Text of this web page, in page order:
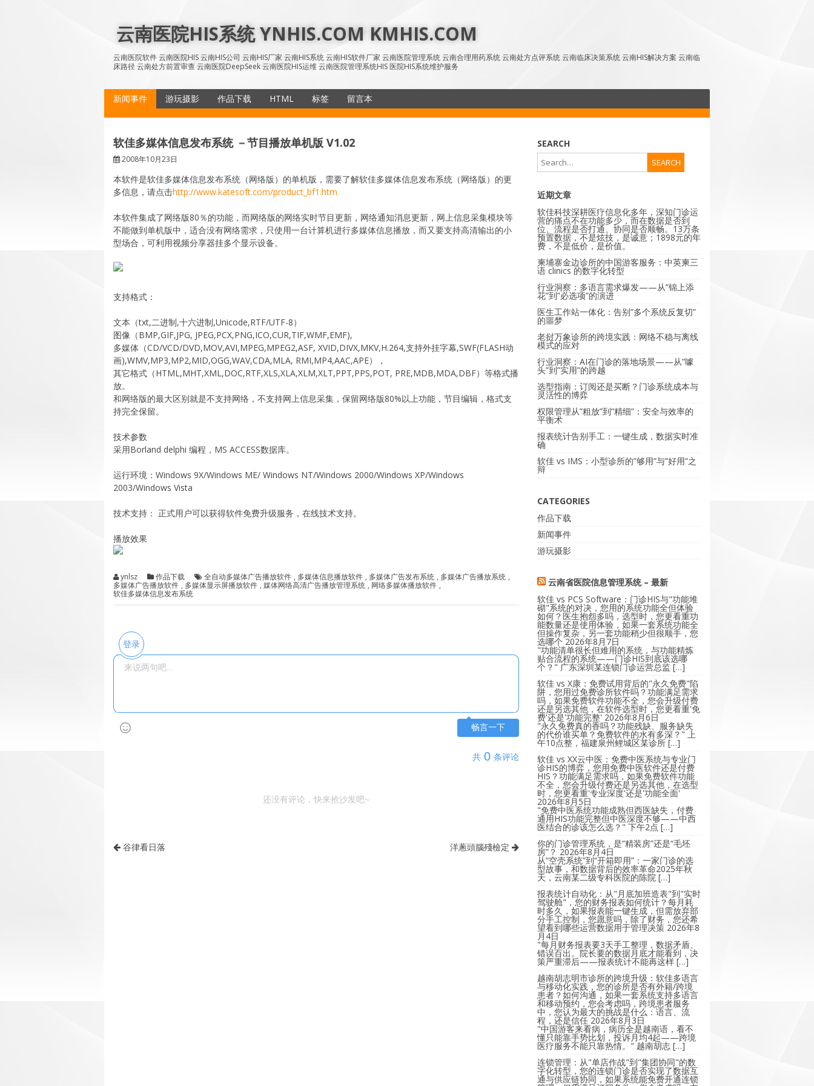
content
云南医院HIS系统 YNHIS.COM KMHIS.COM
云南医院软件 云南医院HIS 云南HIS公司 云南HIS厂家 云南HIS系统 云南HIS软件厂家 云南医院管理系统 云南合理用药系统 云南处方点评系统 云南临床决策系统 云南HIS解决方案 云南临
床路径 云南处方前置审查 云南医院DeepSeek 云南医院HIS运维 云南医院管理系统HIS 医院HIS系统维护服务
新闻事件 游玩摄影 作品下载
HTML
SiteMap
标签 留言本
软佳多媒体信息发布系统 －节目播放单机版 V1.02
2008年10月23日
本软件是软佳多媒体信息发布系统（网络版）的单机版，需要了解软佳多媒体信息发布系统（网络版）的更
多信息，请点击http://www.katesoft.com/product_bf1.htm
本软件集成了网络版80％的功能，而网络版的网络实时节目更新，网络通知消息更新，网上信息采集模块等
不能做到单机版中，适合没有网络需求，只使用一台计算机进行多媒体信息播放，而又要支持高清输出的小
型场合，可利用视频分享器挂多个显示设备。
支持格式：
文本（txt,二进制,十六进制,Unicode,RTF/UTF-8）
图像（BMP,GIF,JPG, JPEG,PCX,PNG,ICO,CUR,TIF,WMF,EMF),
多媒体（CD/VCD/DVD,MOV,AVI,MPEG,MPEG2,ASF, XVID,DIVX,MKV,H.264,支持外挂字幕,SWF(FLASH动
画),WMV,MP3,MP2,MID,OGG,WAV,CDA,MLA, RMI,MP4,AAC,APE），
其它格式（HTML,MHT,XML,DOC,RTF,XLS,XLA,XLM,XLT,PPT,PPS,POT, PRE,MDB,MDA,DBF）等格式播
放。
和网络版的最大区别就是不支持网络，不支持网上信息采集，保留网络版80%以上功能，节目编辑，格式支
持完全保留。
技术参数
采用Borland delphi 编程，MS ACCESS数据库。
运行环境：Windows 9X/Windows ME/ Windows NT/Windows 2000/Windows XP/Windows
2003/Windows Vista
技术支持： 正式用户可以获得软件免费升级服务，在线技术支持。
播放效果
ynlsz 作品下载 全自动多媒体广告播放软件 , 多媒体信息播放软件 , 多媒体广告发布系统 , 多媒体广告播放系统 ,
多媒体广告播放软件 , 多媒体显示屏播放软件 , 媒体网络高清广告播放管理系统 , 网络多媒体播放软件 ,
软佳多媒体信息发布系统
登录
畅言一下
共 0 条评论
还没有评论，快来抢沙发吧~
谷律看日落 洋蔥頭腦殘檢定
SEARCH
近期文章
软佳科技深耕医疗信息化多年，深知门诊运
营的痛点不在功能多少，而在数据是否到
位、流程是否打通、协同是否顺畅。13万条
预置数据，不是炫技，是诚意；1898元的年
费，不是低价，是价值。
柬埔寨金边诊所的中国游客服务：中英柬三
语 clinics 的数字化转型
行业洞察：多语言需求爆发——从”锦上添
花”到”必选项”的演进
医生工作站一体化：告别”多个系统反复切”
的噩梦
老挝万象诊所的跨境实践：网络不稳与离线
模式的应对
行业洞察：AI在门诊的落地场景——从”噱
头”到”实用”的跨越
选型指南：订阅还是买断？门诊系统成本与
灵活性的博弈
权限管理从”粗放”到”精细”：安全与效率的
平衡术
报表统计告别手工：一键生成，数据实时准
确
软佳 vs IMS：小型诊所的”够用”与”好用”之
辩
CATEGORIES
作品下载
新闻事件
游玩摄影
云南省医院信息管理系统 – 最新
软佳 vs PCS Software：门诊HIS与"功能堆
砌"系统的对决，您用的系统功能全但体验
如何？医生抱怨多吗，选型时，您更看重功
能数量还是使用体验，如果一套系统功能全
但操作复杂，另一套功能稍少但很顺手，您
选哪个 2026年8月7日
"功能清单很长但难用的系统，与功能精炼
贴合流程的系统——门诊HIS到底该选哪
个？" 广东深圳某连锁门诊运营总监 […]
软佳 vs X康：免费试用背后的"永久免费"陷
阱，您用过免费诊所软件吗？功能满足需求
吗，如果免费软件功能不全，您会升级付费
还是另选其他，在软件选型时，您更看重'免
费'还是'功能完整' 2026年8月6日
"永久免费真的香吗？功能残缺、服务缺失
的代价谁买单？免费软件的水有多深？" 上
午10点整，福建泉州鲤城区某诊所 […]
软佳 vs XX云中医：免费中医系统与专业门
诊HIS的博弈，您用免费中医软件还是付费
HIS？功能满足需求吗，如果免费软件功能
不全，您会升级付费还是另选其他，在选型
时，您更看重'专业深度'还是'功能全面'
2026年8月5日
"免费中医系统功能成熟但西医缺失，付费
通用HIS功能完整但中医深度不够——中西
医结合的诊该怎么选？" 下午2点 […]
你的门诊管理系统，是“精装房”还是“毛坯
房”？ 2026年8月4日
从“空壳系统”到“开箱即用”：一家门诊的选
型故事，和数据背后的效率革命2025年秋
天，云南某二级专科医院的陈院 […]
报表统计自动化：从"月底加班造表"到"实时
驾驶舱"，您的财务报表如何统计？每月耗
时多久，如果报表能一键生成，但需放弃部
分手工控制，您愿意吗，除了财务，您还希
望看到哪些运营数据用于管理决策 2026年8
月4日
"每月财务报表要3天手工整理，数据矛盾、
错误百出。院长要的数据月底才能看到，决
策严重滞后——报表统计不能再这样 […]
越南胡志明市诊所的跨境升级：软佳多语言
与移动化实践，您的诊所是否有外籍/跨境
患者？如何沟通，如果一套系统支持多语言
和移动预约，您会考虑吗，跨境患者服务
中，您认为最大的挑战是什么：语言、流
程，还是信任 2026年8月3日
"中国游客来看病，病历全是越南语，看不
懂只能靠手势比划，投诉月均4起——跨境
医疗服务不能只靠热情。" 越南胡志 […]
连锁管理：从"单店作战"到"集团协同"的数
字化转型，您的连锁门诊是否实现了数据互
通与供应链协同，如果系统能免费开通连锁